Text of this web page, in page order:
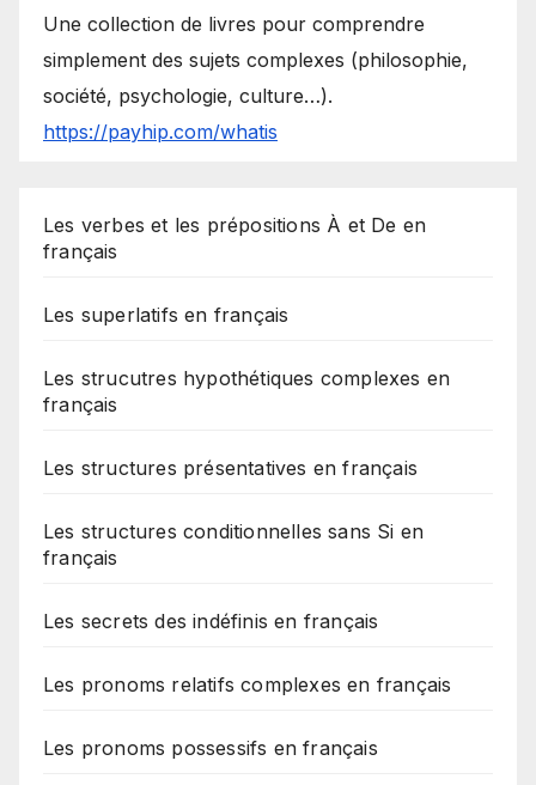
Une collection de livres pour comprendre
simplement des sujets complexes (philosophie,
société, psychologie, culture…).
https://payhip.com/whatis
Les verbes et les prépositions À et De en
français
Les superlatifs en français
Les strucutres hypothétiques complexes en
français
Les structures présentatives en français
Les structures conditionnelles sans Si en
français
Les secrets des indéfinis en français
Les pronoms relatifs complexes en français
Les pronoms possessifs en français